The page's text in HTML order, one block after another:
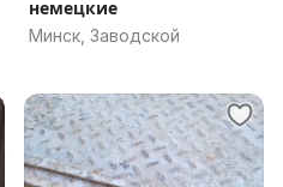
немецкие
Минск, Заводской